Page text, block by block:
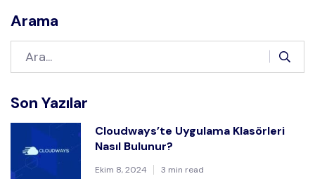
Arama
Son Yazılar
Cloudways’te Uygulama Klasörleri
Nasıl Bulunur?
Ekim 8, 2024 3 min read